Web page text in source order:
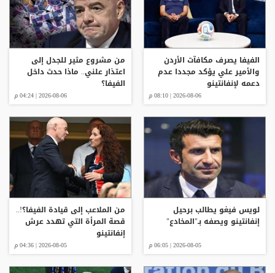
الفيفا يصرف مكافآت الأردن
والأمير علي يؤكد مجددا عدم
دعمه لإنفانتينو
2026-08-06 | 08:10 م
من مشروع مثير للجدل إلى
اعتذار علني.. ماذا حدث داخل
الفيفا؟
2026-08-06 | 04:24 م
لويس فيغو يطالب برحيل
إنفانتينو ويصفه بـ"المخادع"
2026-08-05 | 06:05 م
من الملاعب إلى قيادة الفيفا؟!..
قصة المرأة التي تهدد عرش
إنفانتينو
2026-08-05 | 04:36 م